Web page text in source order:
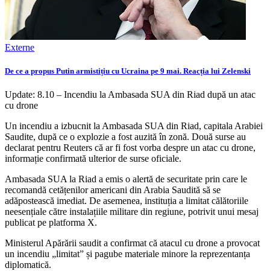
Externe
De ce a propus Putin armistițiu cu Ucraina pe 9 mai. Reacția lui Zelenski
Update: 8.10 – Incendiu la Ambasada SUA din Riad după un atac
cu drone
Un incendiu a izbucnit la Ambasada SUA din Riad, capitala Arabiei
Saudite, după ce o explozie a fost auzită în zonă. Două surse au
declarat pentru Reuters că ar fi fost vorba despre un atac cu drone,
informație confirmată ulterior de surse oficiale.
Ambasada SUA la Riad a emis o alertă de securitate prin care le
recomandă cetățenilor americani din Arabia Saudită să se
adăpostească imediat. De asemenea, instituția a limitat călătoriile
neesențiale către instalațiile militare din regiune, potrivit unui mesaj
publicat pe platforma X.
Ministerul Apărării saudit a confirmat că atacul cu drone a provocat
un incendiu „limitat” și pagube materiale minore la reprezentanța
diplomatică.